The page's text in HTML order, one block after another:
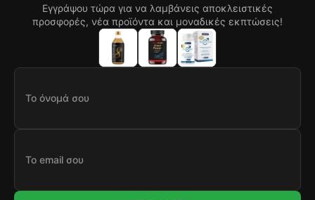
Εγγράψου τώρα για να λαμβάνεις αποκλειστικές
προσφορές, νέα προϊόντα και μοναδικές εκπτώσεις!